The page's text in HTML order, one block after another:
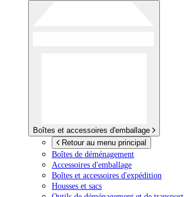
Boîtes et accessoires d'emballage
Retour au menu principal
Boîtes de déménagement
Accessoires d'emballage
Boîtes et accessoires d'expédition
Housses et sacs